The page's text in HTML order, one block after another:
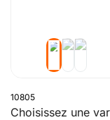
10805
Choisissez une